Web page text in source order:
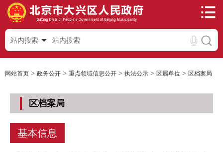
站内搜索
网站首页 > 政务公开 > 重点领域信息公开 > 执法公示 > 区属单位 > 区档案局
区档案局
基本信息